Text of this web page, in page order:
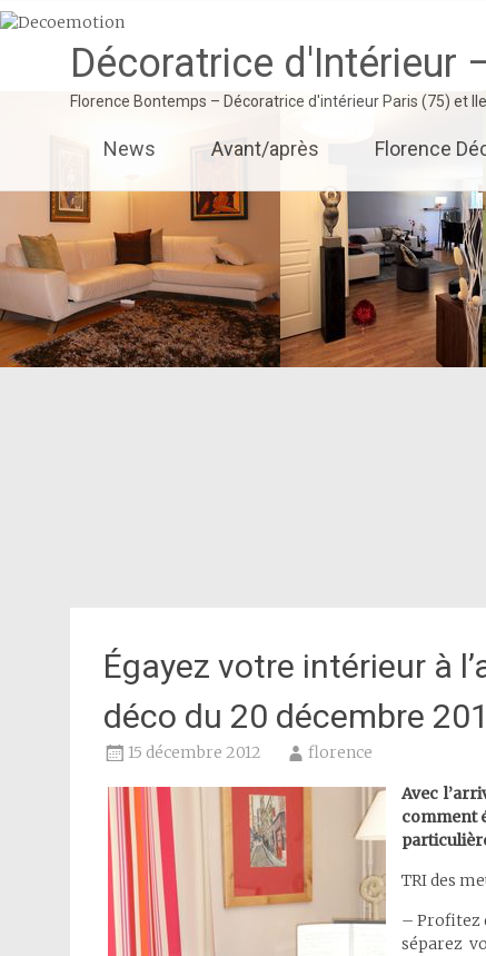
Décoratrice d'Intérieur
Florence Bontemps – Décoratrice d'intérieur Paris (75) et
au
principal
News Avant/après Florence
Égayez votre intérieur à
déco du 20 décembre
15 décembre 2012 florence
Avec
comment
TRI des
– Profitez
séparez